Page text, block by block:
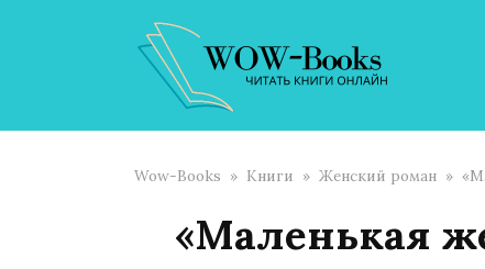
Wow-Books » Книги » Женский роман »
«Маленькая